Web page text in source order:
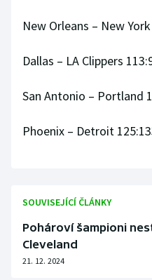
New Orleans – New
Dallas – LA Clippers
San Antonio – Portland
Phoenix – Detroit
SOUVISEJÍCÍ ČLÁNKY
Pohároví šampioni
Cleveland
21. 12. 2024